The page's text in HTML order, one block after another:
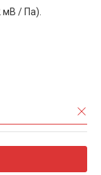
мВ / Па).